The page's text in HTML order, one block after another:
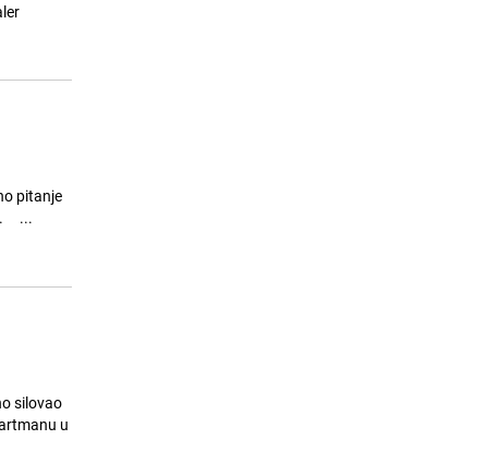
pitanje
voditeljice Kirsty Wark o slučaju seksualnog zlostavljanja za koji je optužen nije mu dobro sjelo. ...
silovao
u